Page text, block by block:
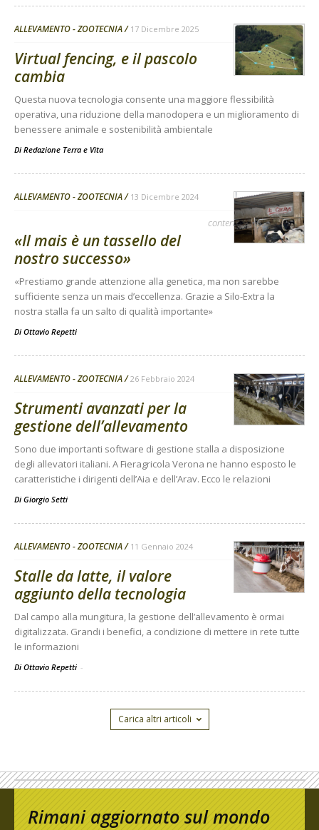
ALLEVAMENTO - ZOOTECNIA 17 Dicembre 2025
Virtual fencing, e il pascolo
cambia
Questa nuova tecnologia consente una maggiore flessibilità
operativa, una riduzione della manodopera e un miglioramento di
benessere animale e sostenibilità ambientale
Di Redazione Terra e Vita
ALLEVAMENTO - ZOOTECNIA 13 Dicembre 2024
contenuto sponsorizzato
«Il mais è un tassello del
nostro successo»
«Prestiamo grande attenzione alla genetica, ma non sarebbe
sufficiente senza un mais d’eccellenza. Grazie a Silo-Extra la
nostra stalla fa un salto di qualità importante»
Di Ottavio Repetti
ALLEVAMENTO - ZOOTECNIA 26 Febbraio 2024
Strumenti avanzati per la
gestione dell’allevamento
Sono due importanti software di gestione stalla a disposizione
degli allevatori italiani. A Fieragricola Verona ne hanno esposto le
caratteristiche i dirigenti dell’Aia e dell’Arav. Ecco le relazioni
Di Giorgio Setti
ALLEVAMENTO - ZOOTECNIA 11 Gennaio 2024
Stalle da latte, il valore
aggiunto della tecnologia
Dal campo alla mungitura, la gestione dell’allevamento è ormai
digitalizzata. Grandi i benefici, a condizione di mettere in rete tutte
le informazioni
Di Ottavio Repetti -
Carica altri articoli
Rimani aggiornato sul mondo